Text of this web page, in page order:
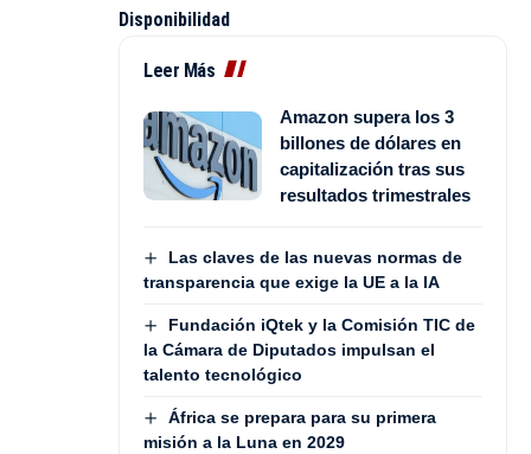
Disponibilidad
Leer Más
Amazon supera los 3
billones de dólares en
capitalización tras sus
resultados trimestrales
Las claves de las nuevas normas de
transparencia que exige la UE a la IA
Fundación iQtek y la Comisión TIC de
la Cámara de Diputados impulsan el
talento tecnológico
África se prepara para su primera
misión a la Luna en 2029